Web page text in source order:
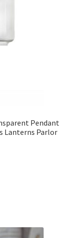
Pendant
Lanterns Parlor